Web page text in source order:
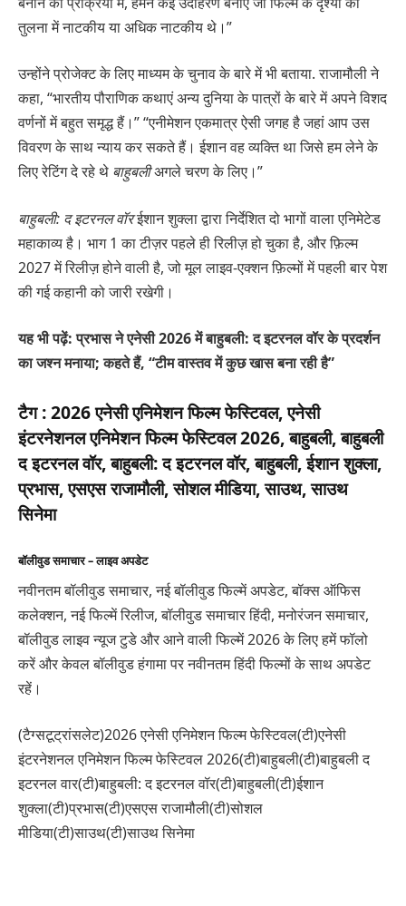
तुलना में नाटकीय या अधिक नाटकीय थे।”
उन्होंने प्रोजेक्ट के लिए माध्यम के चुनाव के बारे में भी बताया. राजामौली ने
कहा, “भारतीय पौराणिक कथाएं अन्य दुनिया के पात्रों के बारे में अपने विशद
वर्णनों में बहुत समृद्ध हैं।” “एनीमेशन एकमात्र ऐसी जगह है जहां आप उस
विवरण के साथ न्याय कर सकते हैं। ईशान वह व्यक्ति था जिसे हम लेने के
लिए रेटिंग दे रहे थे बाहुबलीअगले चरण के लिए।”
बाहुबली: द इटरनल वॉरईशान शुक्ला द्वारा निर्देशित दो भागों वाला एनिमेटेड
महाकाव्य है। भाग 1 का टीज़र पहले ही रिलीज़ हो चुका है, और फ़िल्म
2027 में रिलीज़ होने वाली है, जो मूल लाइव-एक्शन फ़िल्मों में पहली बार पेश
की गई कहानी को जारी रखेगी।
यह भी पढ़ें: प्रभास ने एनेसी 2026 में बाहुबली: द इटरनल वॉर के प्रदर्शन
का जश्न मनाया; कहते हैं, “टीम वास्तव में कुछ खास बना रही है”
टैग :2026 एनेसी एनिमेशन फिल्म फेस्टिवल, एनेसी
इंटरनेशनल एनिमेशन फिल्म फेस्टिवल 2026, बाहुबली, बाहुबली
द इटरनल वॉर, बाहुबली: द इटरनल वॉर, बाहुबली, ईशान शुक्ला,
प्रभास, एसएस राजामौली, सोशल मीडिया, साउथ, साउथ
सिनेमा
बॉलीवुड समाचार – लाइव अपडेट
नवीनतम बॉलीवुड समाचार, नई बॉलीवुड फिल्में अपडेट, बॉक्स ऑफिस
कलेक्शन, नई फिल्में रिलीज, बॉलीवुड समाचार हिंदी, मनोरंजन समाचार,
बॉलीवुड लाइव न्यूज टुडे और आने वाली फिल्में 2026 के लिए हमें फॉलो
करें और केवल बॉलीवुड हंगामा पर नवीनतम हिंदी फिल्मों के साथ अपडेट
रहें।
(टैग्सटूट्रांसलेट)2026 एनेसी एनिमेशन फिल्म फेस्टिवल(टी)एनेसी
इंटरनेशनल एनिमेशन फिल्म फेस्टिवल 2026(टी)बाहुबली(टी)बाहुबली द
इटरनल वार(टी)बाहुबली: द इटरनल वॉर(टी)बाहुबली(टी)ईशान
शुक्ला(टी)प्रभास(टी)एसएस राजामौली(टी)सोशल
मीडिया(टी)साउथ(टी)साउथ सिनेमा